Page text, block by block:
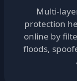
Multi-
protection
online by
floods,